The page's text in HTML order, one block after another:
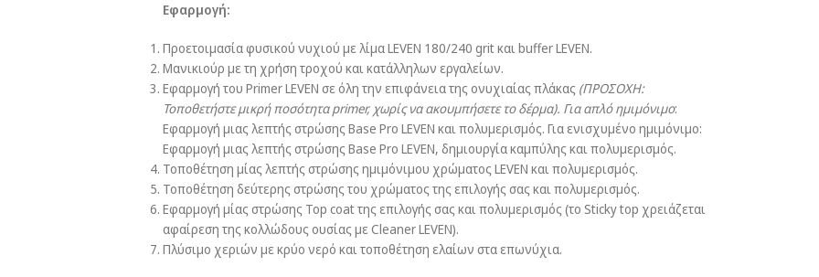
Εφαρμογή:
Προετοιμασία φυσικού νυχιού με λίμα LEVEN 180/240 grit και buffer LEVEN.
Μανικιούρ με τη χρήση τροχού και κατάλληλων εργαλείων.
Εφαρμογή του Primer LEVEN σε όλη την επιφάνεια της ονυχιαίας πλάκας (ΠΡΟΣΟΧΗ:
Τοποθετήστε μικρή ποσότηταprimer, χωρίς να ακουμπήσετε το δέρμα). Για απλό ημιμόνιμο:
Εφαρμογή μιας λεπτής στρώσης Base Pro LEVEN και πολυμερισμός. Για ενισχυμένο ημιμόνιμο:
Εφαρμογή μιας λεπτής στρώσης Base Pro LEVEN, δημιουργία καμπύλης και πολυμερισμός.
Τοποθέτηση μίας λεπτής στρώσης ημιμόνιμου χρώματος LEVEN και πολυμερισμός.
Τοποθέτηση δεύτερης στρώσης του χρώματος της επιλογής σας και πολυμερισμός.
Εφαρμογή μίας στρώσης Top coat της επιλογής σας και πολυμερισμός (το Sticky top χρειάζεται
αφαίρεση της κολλώδους ουσίας με Cleaner LEVEN).
Πλύσιμο χεριών με κρύο νερό και τοποθέτηση ελαίων στα επωνύχια.